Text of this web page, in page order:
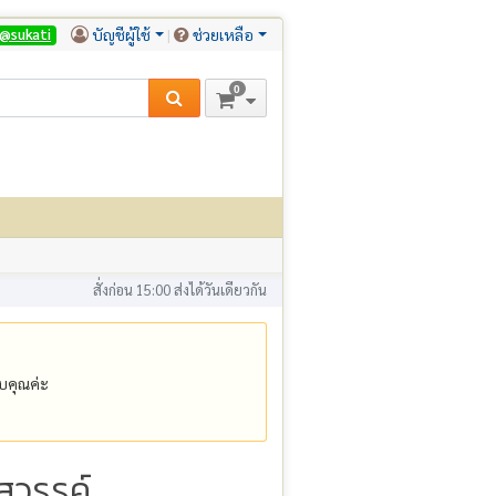
@sukati บัญชีผู้ใช้ ช่วยเหลือ
0
สั่งก่อน 15:00 ส่งได้วันเดียวกัน
คุณค่ะ